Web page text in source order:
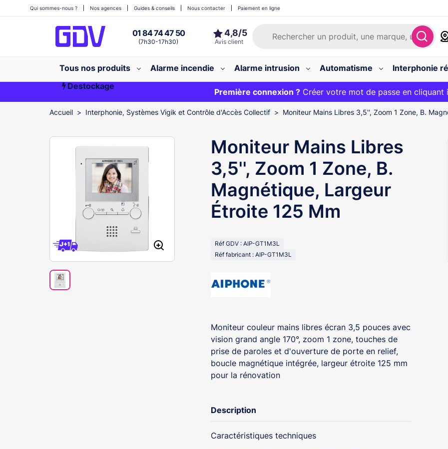
01 84 74 47 50
(7h30-17h30)
Qui sommes-nous ? Nos agences Guides & conseils Nous contacter Paiement en ligne
Tous nos produits Alarme incendie Alarme intrusion Automatisme Interphonie
Destockage
Première commande ?20€ OFFERT sur votre panier et livraison 24/48h gratuite
Première connexion ?Créer votre mot de passe en cliquant
EXCLU WEB :
Accueil Interphonie, Systèmes Vigik et Contrôle d'Accès Collectif Moniteur Mains Libres 3,5'', Zoom 1 Zone, B.
Moniteur Mains Libres
3,5'', Zoom 1 Zone, B.
Magnétique, Largeur
Étroite 125 Mm
Réf GDV : AIP-GT1M3L
Réf fabricant : AIP-GT1M3L
Moniteur couleur mains libres écran 3,5 pouces avec
vision grand angle 170°, zoom 1 zone, touches de
prise de paroles et d'ouverture de porte en relief,
boucle magnétique intégrée, largeur étroite 125 mm
pour la rénovation
Description
Caractéristiques techniques